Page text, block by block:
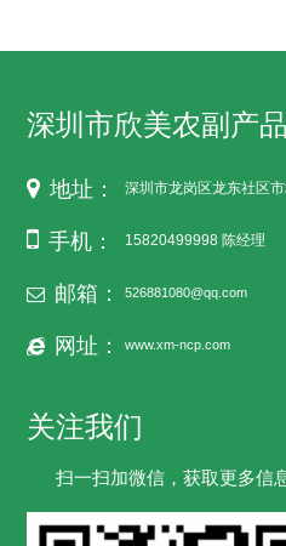
深圳市欣美农副产
地址： 深圳市龙岗区龙东社区
手机： 15820499998 陈经理
邮箱： 526881080@qq.com
网址： www.xm-ncp.com
关注我们
扫一扫加微信，获取更多信